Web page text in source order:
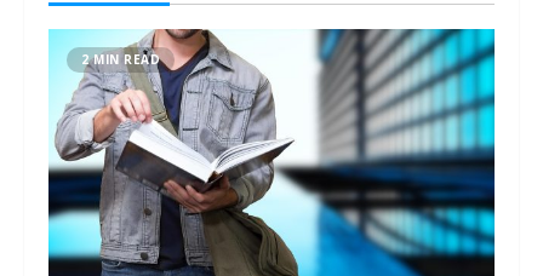
2 MIN READ